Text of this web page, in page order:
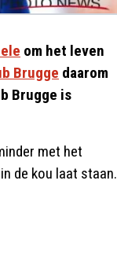
om het leven
Brugge daarom
Brugge is
met het
de kou laat staan.